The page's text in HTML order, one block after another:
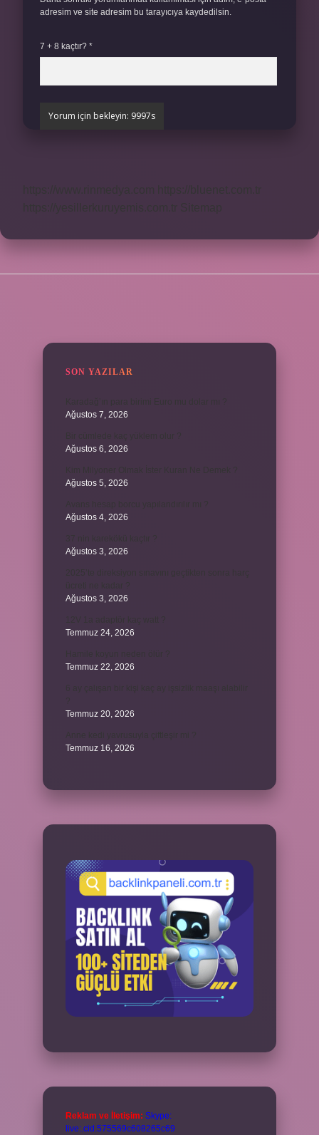
adresim ve site adresim bu tarayıcıya kaydedilsin.
7 + 8 kaçtır? *
SON YAZILAR
Ağustos 7, 2026
Ağustos 6, 2026
Ağustos 5, 2026
Ağustos 4, 2026
Ağustos 3, 2026
Ağustos 3, 2026
Temmuz 24, 2026
Temmuz 22, 2026
Temmuz 20, 2026
Temmuz 16, 2026
Reklam ve İletişim: Skype:
live:.cid.575569c608265c69